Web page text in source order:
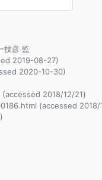
技彦 監
2019-08-27)
2020-10-30)
2018/12/21)
(accessed 2018/